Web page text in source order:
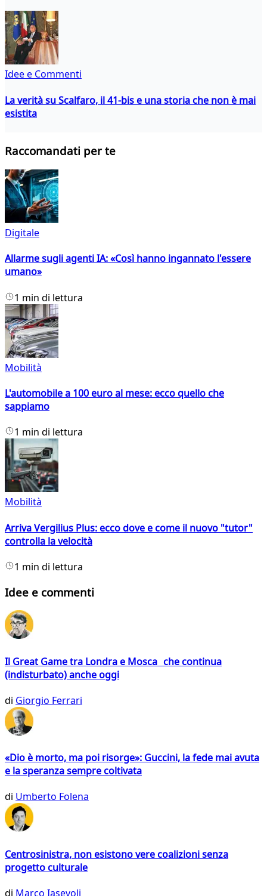
Idee e Commenti
La verità su Scalfaro, il 41-bis e una storia che non è mai
esistita
Raccomandati per te
Digitale
Allarme sugli agenti IA: «Così hanno ingannato l'essere
umano»
1 min di lettura
Mobilità
L'automobile a 100 euro al mese: ecco quello che
sappiamo
1 min di lettura
Mobilità
Arriva Vergilius Plus: ecco dove e come il nuovo "tutor"
controlla la velocità
1 min di lettura
Idee e commenti
Il Great Game tra Londra e Mosca che continua
(indisturbato) anche oggi
di Giorgio Ferrari
«Dio è morto, ma poi risorge»: Guccini, la fede mai avuta
e la speranza sempre coltivata
di Umberto Folena
Centrosinistra, non esistono vere coalizioni senza
progetto culturale
di Marco Iasevoli